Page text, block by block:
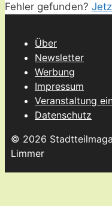
Fehler gefunden?
Über
Newsletter
Werbung
Impressum
Veranstaltung
Datenschutz
© 2026
Limmer